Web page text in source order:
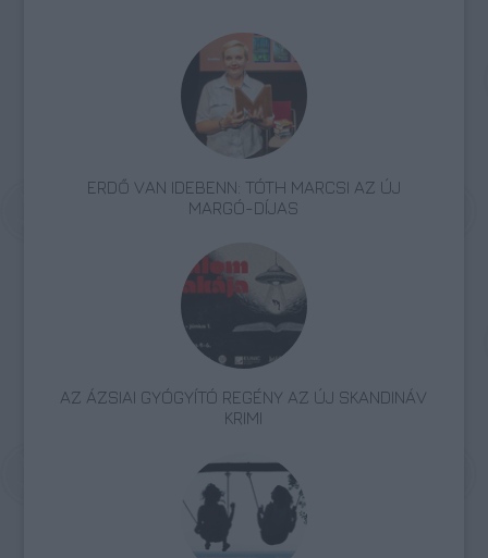
ERDŐ VAN IDEBENN: TÓTH MARCSI AZ ÚJ
MARGÓ-DÍJAS
AZ ÁZSIAI GYÓGYÍTÓ REGÉNY AZ ÚJ SKANDINÁV
KRIMI